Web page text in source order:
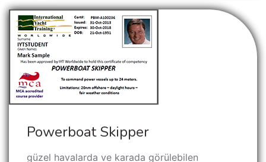
Powerboat Skipper
güzel havalarda ve karada görülebilen